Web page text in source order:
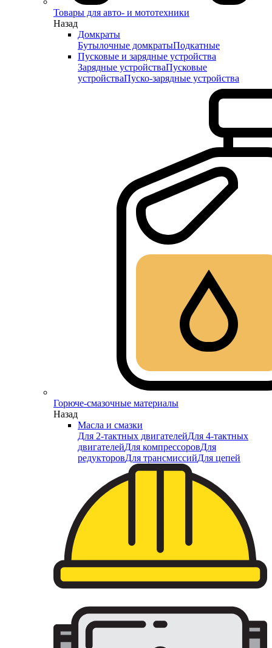
Товары для авто- и мототехники
Назад
Домкраты
Бутылочные домкратыПодкатные
Пусковые и зарядные устройства
Зарядные устройстваПусковые
устройстваПуско-зарядные устройства
Горюче-смазочные материалы
Назад
Масла и смазки
Для 2-тактных двигателейДля 4-тактных
двигателейДля компрессоровДля
редукторовДля трансмиссийДля цепей